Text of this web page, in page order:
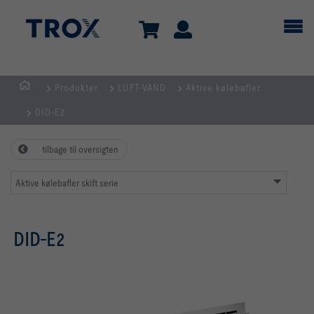
Produkter LUFT-VAND Aktive kølebafler
DID-E2
tilbage til oversigten
Aktive kølebafler skift serie
DID-E2